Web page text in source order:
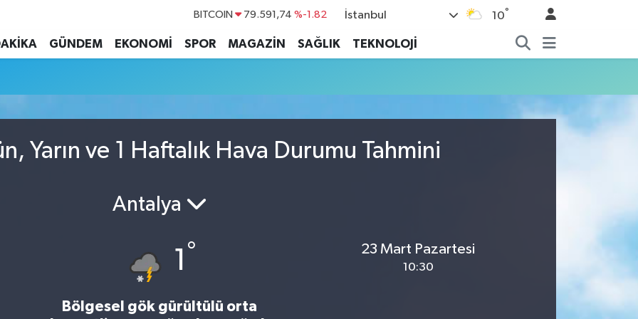
BITCOIN 79.591,74 %-1.82
DOLAR 45,43620 %0.02
G.ALTIN 6862,09000 %0.19
BİST100 14.598,00
İstanbul 10°
GÜNDEM EKONOMİ SPOR MAGAZİN SAĞLIK TEKNOLOJİ
Yarın ve 1 Haftalık Hava Durumu Tahmini
Antalya
1 °
Bölgesel gök gürültülü orta
23 Mart Pazartesi
10:30